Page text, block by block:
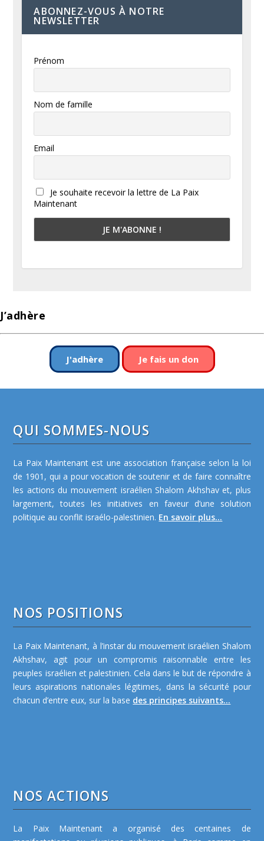
ABONNEZ-VOUS À NOTRE
NEWSLETTER
Prénom
Nom de famille
Email
Je souhaite recevoir la lettre de La Paix
Maintenant
J’adhère
J'adhère Je fais un don
QUI SOMMES-NOUS
La Paix Maintenant est une association française selon la loi
de 1901, qui a pour vocation de soutenir et de faire connaître
les actions du mouvement israélien Shalom Akhshav et, plus
largement, toutes les initiatives en faveur d’une solution
politique au conflit israélo-palestinien. En savoir plus...
NOS POSITIONS
La Paix Maintenant, à l’instar du mouvement israélien Shalom
Akhshav, agit pour un compromis raisonnable entre les
peuples israélien et palestinien. Cela dans le but de répondre à
leurs aspirations nationales légitimes, dans la sécurité pour
chacun d’entre eux, sur la base des principes suivants...
NOS ACTIONS
La Paix Maintenant a organisé des centaines de